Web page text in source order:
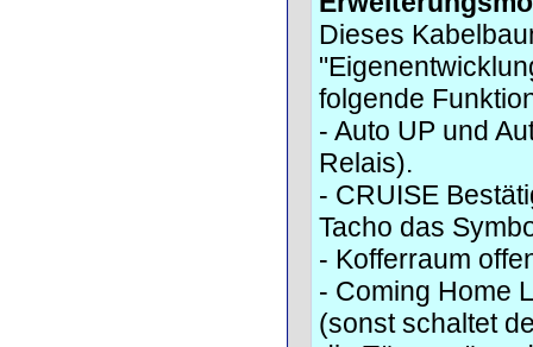
Dieses
folgende
- Auto UP und
Relais).
- CRUISE
Tacho das
- Kofferraum
- Coming Home
(sonst schaltet